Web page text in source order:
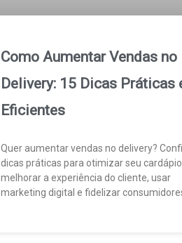
Como Aumentar Vendas no
Delivery: 15 Dicas Práticas
Eficientes
Quer aumentar vendas no delivery?
dicas práticas para otimizar seu
melhorar a experiência do cliente, usar
marketing digital e fidelizar